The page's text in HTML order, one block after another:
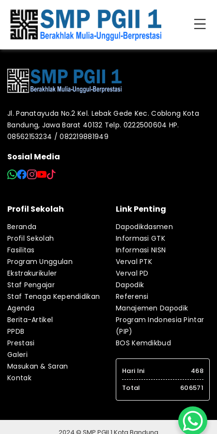
Jl. Panatayuda No.2 Kel. Lebak Gede Kec. Coblong Kota
Bandung, Jawa Barat 40132 Telp. 0222500604 HP.
08562153234 / 082219881949
Sosial Media
Profil Sekolah
Beranda
Profil Sekolah
Fasilitas
Program Unggulan
Ekstrakurikuler
Staf Pengajar
Staf Tenaga Kependidikan
Agenda
Berita-Artikel
PPDB
Prestasi
Galeri
Masukan & Saran
Kontak
Link Penting
Dapodikdasmen
Informasi GTK
Informasi NISN
Verval PTK
Verval PD
Dapodik
Referensi
Manajemen Dapodik
Program Indonesia Pintar
(PIP)
BOS Kemdikbud
Hari Ini
468
Total
606571